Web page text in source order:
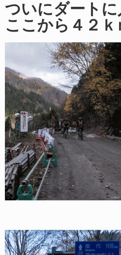
ついにダートに
ここから４２ｋ